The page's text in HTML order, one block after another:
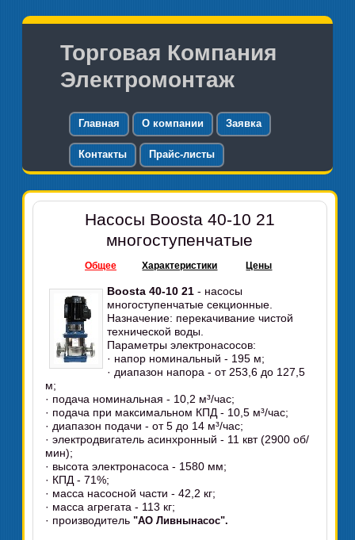
Торговая Компания
Электромонтаж
Главная О компании Заявка
Контакты Прайс-листы
Насосы Boosta 40-10 21
многоступенчатые
Общее Характеристики Цены
Boosta 40-10 21 - насосы
многоступенчатые секционные.
Назначение: перекачивание чистой
технической воды.
Параметры электронасосов:
· напор номинальный - 195 м;
· диапазон напора - от 253,6 до 127,5
м;
· подача номинальная - 10,2 м³/час;
· подача при максимальном КПД - 10,5 м³/час;
· диапазон подачи - от 5 до 14 м³/час;
· электродвигатель асинхронный - 11 квт (2900 об/
мин);
· высота электронасоса - 1580 мм;
· КПД - 71%;
· масса насосной части - 42,2 кг;
· масса агрегата - 113 кг;
· производитель"АО Ливнынасос".